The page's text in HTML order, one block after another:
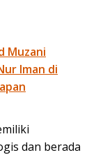
Muzani
Iman di
dan berada